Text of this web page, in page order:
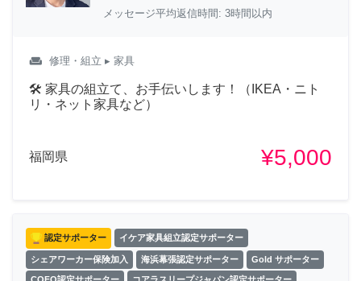
メッセージ平均返信時間: 3時間以内
weekend 修理・組立 ▸ 家具
🛠 家具の組立て、お手伝いします！（IKEA・ニト
リ・ネット家具など）
福岡県 ¥5,000
認定サポーター イケア家具組立認定サポーター
シェアワーカー保険加入 海浜幕張認定サポーター Gold サポーター